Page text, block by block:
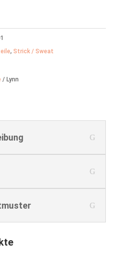
, Strick / Sweat
/ Lynn